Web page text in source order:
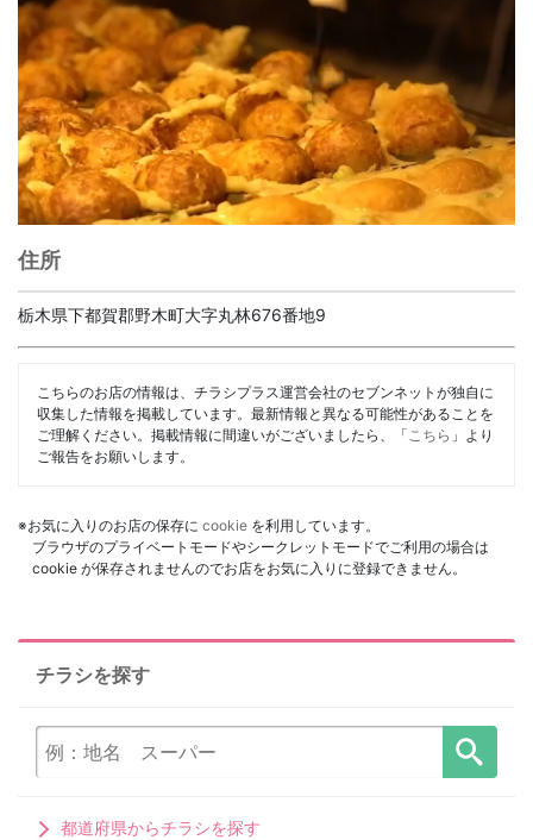
住所
栃木県下都賀郡野木町大字丸林676番地9
こちらのお店の情報は、チラシプラス運営会社のセブンネットが独自に
収集した情報を掲載しています。最新情報と異なる可能性があることを
ご理解ください。掲載情報に間違いがございましたら、「 こちら 」より
ご報告をお願いします。
※お気に入りのお店の保存に cookie を利用しています。
ブラウザのプライベートモードやシークレットモードでご利用の場合は
cookie が保存されませんのでお店をお気に入りに登録できません。
チラシを探す
都道府県からチラシを探す